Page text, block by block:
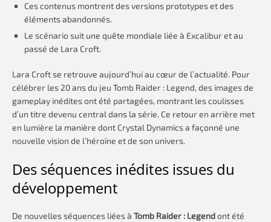
Ces contenus montrent des versions prototypes et des
éléments abandonnés.
Le scénario suit une quête mondiale liée à Excalibur et au
passé de Lara Croft.
Lara Croft se retrouve aujourd’hui au cœur de l’actualité. Pour
célébrer les 20 ans du jeu Tomb Raider : Legend, des images de
gameplay inédites ont été partagées, montrant les coulisses
d’un titre devenu central dans la série. Ce retour en arrière met
en lumière la manière dont Crystal Dynamics a façonné une
nouvelle vision de l’héroïne et de son univers.
Des séquences inédites issues du
développement
De nouvelles séquences liées à Tomb Raider : Legendont été